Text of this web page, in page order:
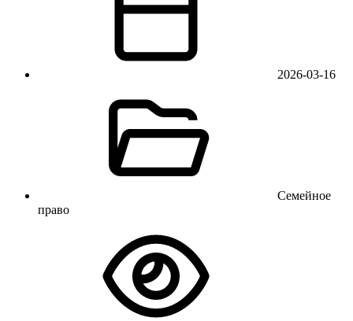
2026-03-16
Семейное
право